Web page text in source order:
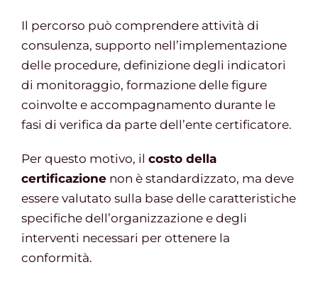
Il percorso può comprendere attività di
consulenza, supporto nell’implementazione
delle procedure, definizione degli indicatori
di monitoraggio, formazione delle figure
coinvolte e accompagnamento durante le
fasi di verifica da parte dell’ente certificatore.
Per questo motivo, il costo della
certificazione non è standardizzato, ma deve
essere valutato sulla base delle caratteristiche
specifiche dell’organizzazione e degli
interventi necessari per ottenere la
conformità.